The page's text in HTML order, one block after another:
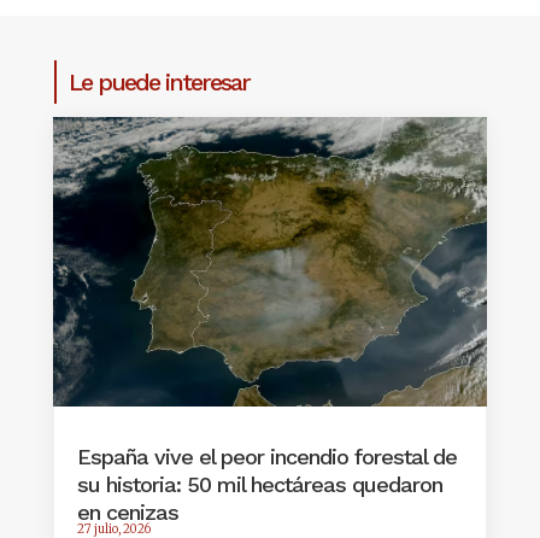
Le puede interesar
España vive el peor incendio forestal de
su historia: 50 mil hectáreas quedaron
en cenizas
27 julio, 2026